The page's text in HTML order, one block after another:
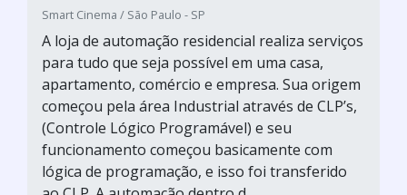
Smart Cinema / São Paulo - SP
A loja de automação residencial realiza serviços
para tudo que seja possível em uma casa,
apartamento, comércio e empresa. Sua origem
começou pela área Industrial através de CLP’s,
(Controle Lógico Programável) e seu
funcionamento começou basicamente com
lógica de programação, e isso foi transferido